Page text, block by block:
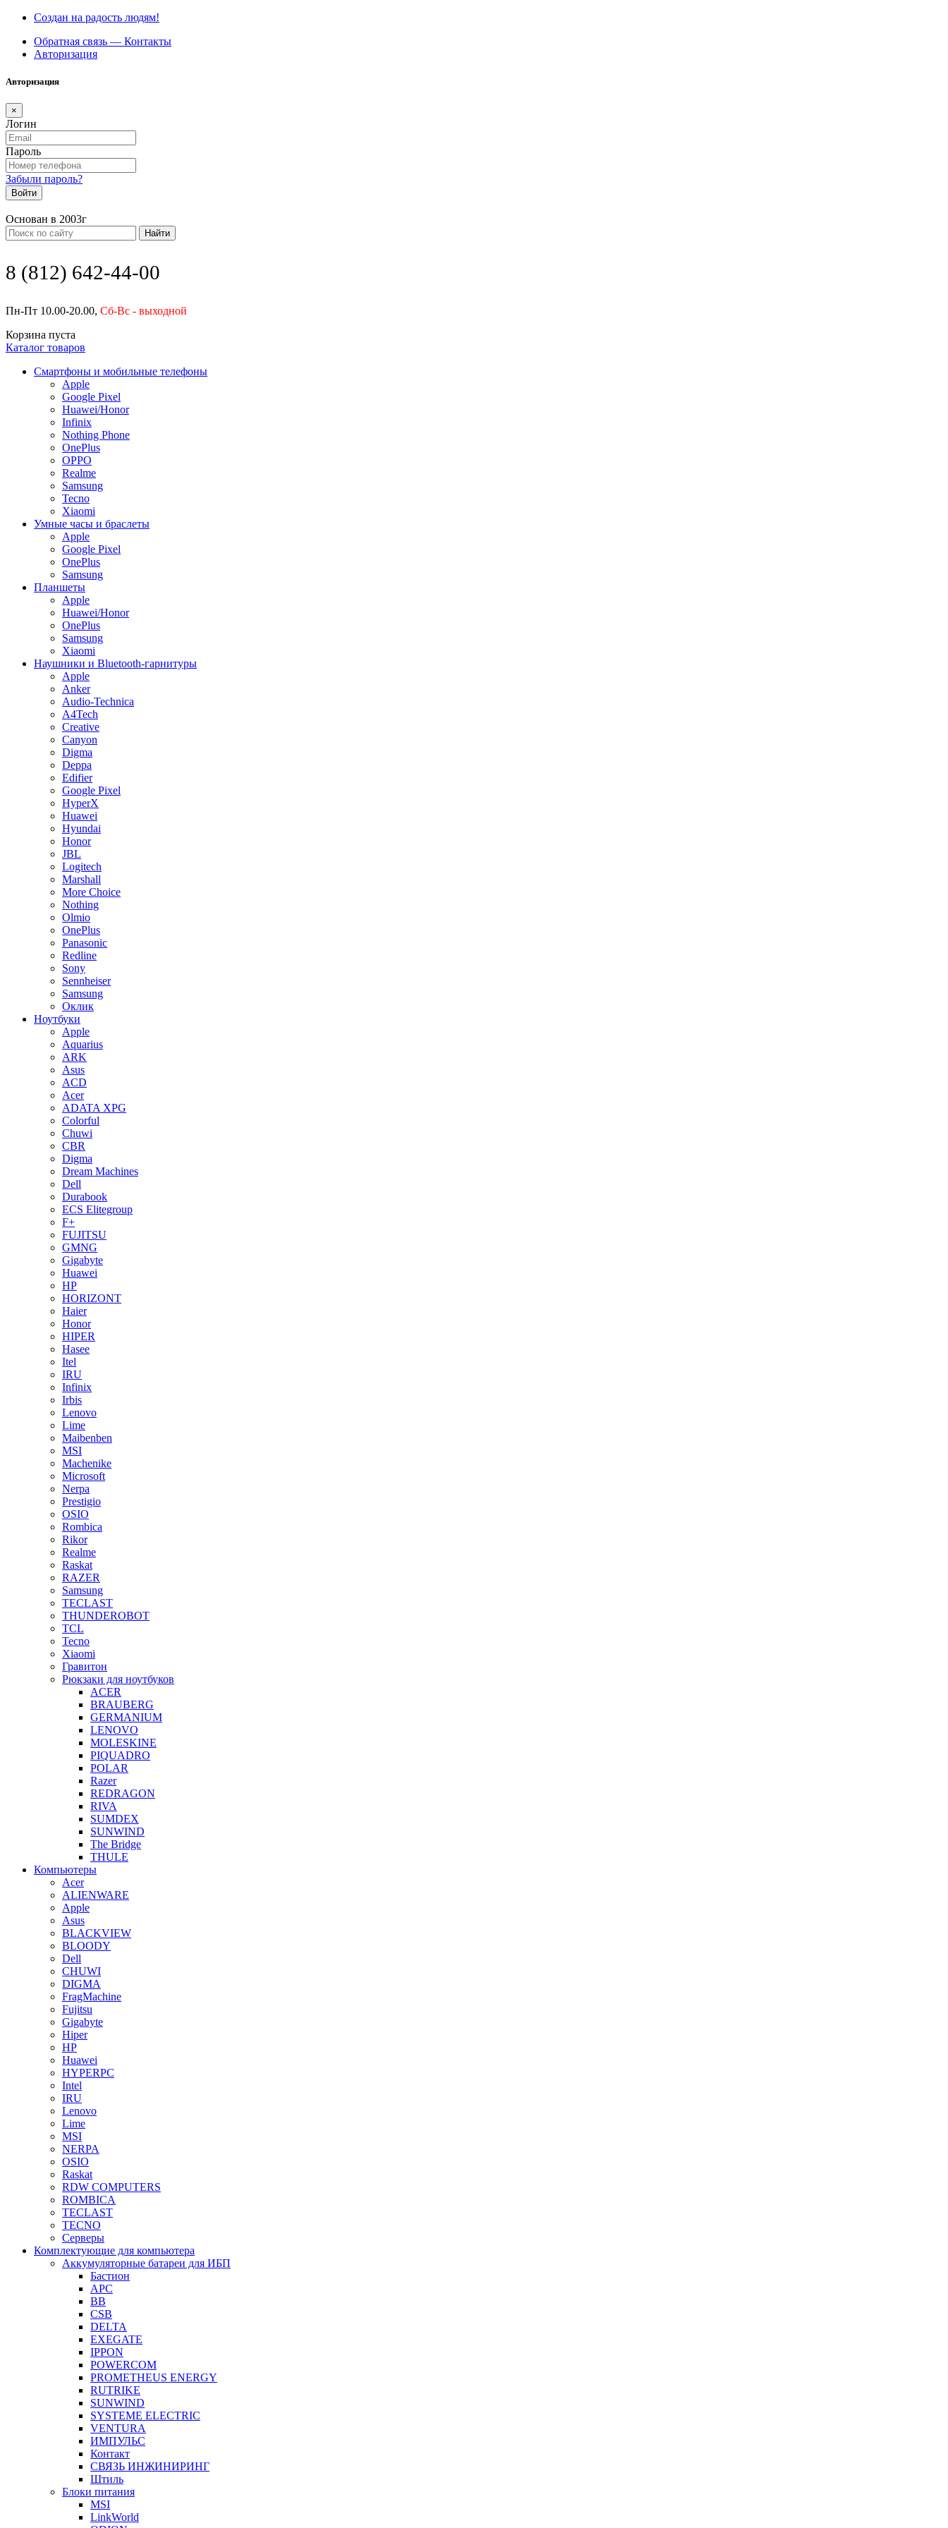
Создан на радость людям!
Обратная связь — Контакты
Авторизация
Авторизация
×
Логин
Пароль
Забыли пароль?
Войти
Основан в 2003г
Найти
8 (812) 642-44-00
Пн-Пт 10.00-20.00, Сб-Вс - выходной
Корзина пуста
Каталог товаров
Смартфоны и мобильные телефоны
Apple
Google Pixel
Huawei/Honor
Infinix
Nothing Phone
OnePlus
OPPO
Realme
Samsung
Tecno
Xiaomi
Умные часы и браслеты
Apple
Google Pixel
OnePlus
Samsung
Планшеты
Apple
Huawei/Honor
OnePlus
Samsung
Xiaomi
Наушники и Bluetooth-гарнитуры
Apple
Anker
Audio-Technica
A4Tech
Creative
Canyon
Digma
Deppa
Edifier
Google Pixel
HyperX
Huawei
Hyundai
Honor
JBL
Logitech
Marshall
More Choice
Nothing
Olmio
OnePlus
Panasonic
Redline
Sony
Sennheiser
Samsung
Оклик
Ноутбуки
Apple
Aquarius
ARK
Asus
ACD
Acer
ADATA XPG
Colorful
Chuwi
CBR
Digma
Dream Machines
Dell
Durabook
ECS Elitegroup
F+
FUJITSU
GMNG
Gigabyte
Huawei
HP
HORIZONT
Haier
Honor
HIPER
Hasee
Itel
IRU
Infinix
Irbis
Lenovo
Lime
Maibenben
MSI
Machenike
Microsoft
Nerpa
Prestigio
OSIO
Rombica
Rikor
Realme
Raskat
RAZER
Samsung
TECLAST
THUNDEROBOT
TCL
Tecno
Xiaomi
Гравитон
Рюкзаки для ноутбуков
ACER
BRAUBERG
GERMANIUM
LENOVO
MOLESKINE
PIQUADRO
POLAR
Razer
REDRAGON
RIVA
SUMDEX
SUNWIND
The Bridge
THULE
Компьютеры
Acer
ALIENWARE
Apple
Asus
BLACKVIEW
BLOODY
Dell
CHUWI
DIGMA
FragMachine
Fujitsu
Gigabyte
Hiper
HP
Huawei
HYPERPC
Intel
IRU
Lenovo
Lime
MSI
NERPA
OSIO
Raskat
RDW COMPUTERS
ROMBICA
TECLAST
TECNO
Серверы
Комплектующие для компьютера
Аккумуляторные батареи для ИБП
Бастион
APC
BB
CSB
DELTA
EXEGATE
IPPON
POWERCOM
PROMETHEUS ENERGY
RUTRIKE
SUNWIND
SYSTEME ELECTRIC
VENTURA
ИМПУЛЬС
Контакт
СВЯЗЬ ИНЖИНИРИНГ
Штиль
Блоки питания
MSI
LinkWorld